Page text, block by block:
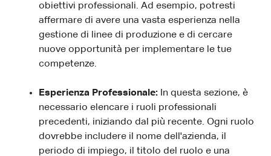
obiettivi professionali. Ad esempio, potresti
affermare di avere una vasta esperienza nella
gestione di linee di produzione e di cercare
nuove opportunità per implementare le tue
competenze.
Esperienza Professionale: In questa sezione, è
necessario elencare i ruoli professionali
precedenti, iniziando dal più recente. Ogni ruolo
dovrebbe includere il nome dell'azienda, il
periodo di impiego, il titolo del ruolo e una